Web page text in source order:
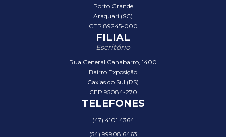
Porto Grande
Araquari (SC)
CEP 89245-000
FILIAL
Escritório
Rua General Canabarro, 1400
Bairro Exposição
Caxias do Sul (RS)
CEP 95084-270
TELEFONES
(47) 4101.4364
(54) 99908.6463